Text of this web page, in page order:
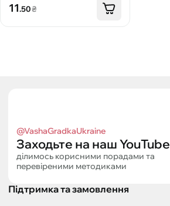
11.50₴
@VashaGradkaUkraine
Заходьте на наш YouTube
ділимось корисними порадами та
перевіреними методиками
Підтримка та замовлення